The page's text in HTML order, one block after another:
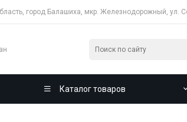
город Балашиха, мкр. Железнодорожный, ул.
Каталог товаров